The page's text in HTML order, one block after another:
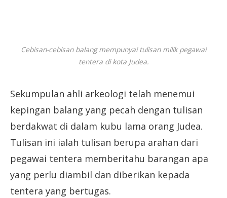
Cebisan-cebisan balang mempunyai tulisan milik pegawai
tentera di kota Judea.
Sekumpulan ahli arkeologi telah menemui
kepingan balang yang pecah dengan tulisan
berdakwat di dalam kubu lama orang Judea.
Tulisan ini ialah tulisan berupa arahan dari
pegawai tentera memberitahu barangan apa
yang perlu diambil dan diberikan kepada
tentera yang bertugas.